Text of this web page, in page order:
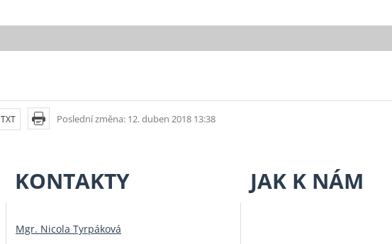
Poslední změna: 12. duben 2018 13:38
TXT
KONTAKTY
Mgr. Nicola Tyrpáková
JAK K NÁM